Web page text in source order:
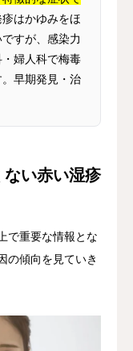
はかゆみをほ
すが、感染力
婦人科で梅毒
早期発見・治
い赤い湿疹
で重要な情報とな
の傾向を見ていき